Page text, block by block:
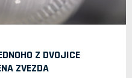
Z DVOJICE
ZVEZDA